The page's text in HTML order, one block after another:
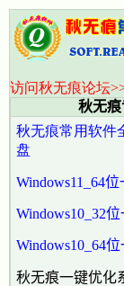
访问秋无痕论坛
秋无痕
秋无痕常用软件
盘
Windows11_64
Windows10_32
Windows10_64位
秋无痕一键优化